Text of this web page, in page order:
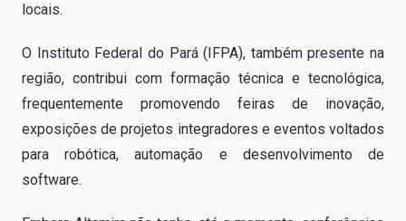
locais.
O Instituto Federal do Pará (IFPA), também presente na
região, contribui com formação técnica e tecnológica,
frequentemente promovendo feiras de inovação,
exposições de projetos integradores e eventos voltados
para robótica, automação e desenvolvimento de
software.